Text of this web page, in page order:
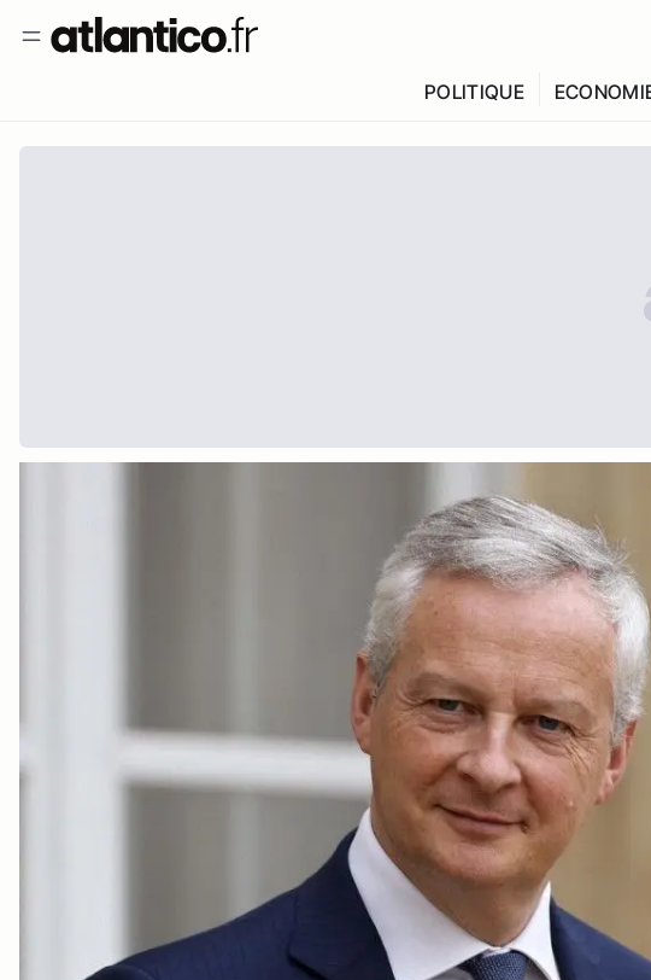
POLITIQUE